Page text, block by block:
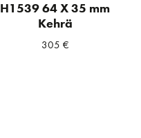
H1539 64 X 35 mm
Kehrä
305 €